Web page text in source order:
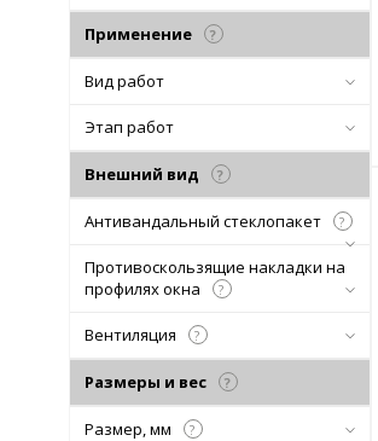
Подобрать комплект
Применение ?
Вид работ
Этап работ
Внешний вид ?
Антивандальный стеклопакет ?
Противоскользящие накладки на
профилях окна
?
Вентиляция ?
Размеры и вес ?
Размер, мм ?